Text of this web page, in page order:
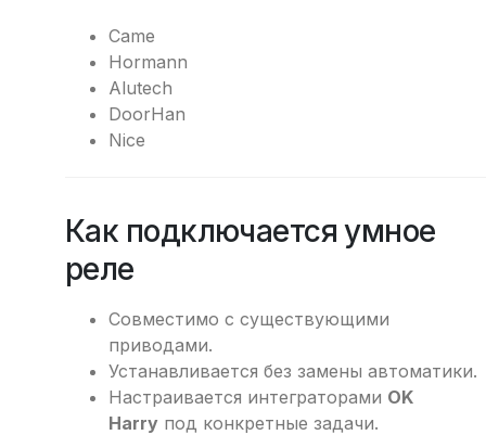
Came
Hormann
Alutech
DoorHan
Nice
Как подключается умное
реле
Совместимо с существующими
приводами.
Устанавливается без замены автоматики.
Настраивается интеграторами OK
Harry под конкретные задачи.